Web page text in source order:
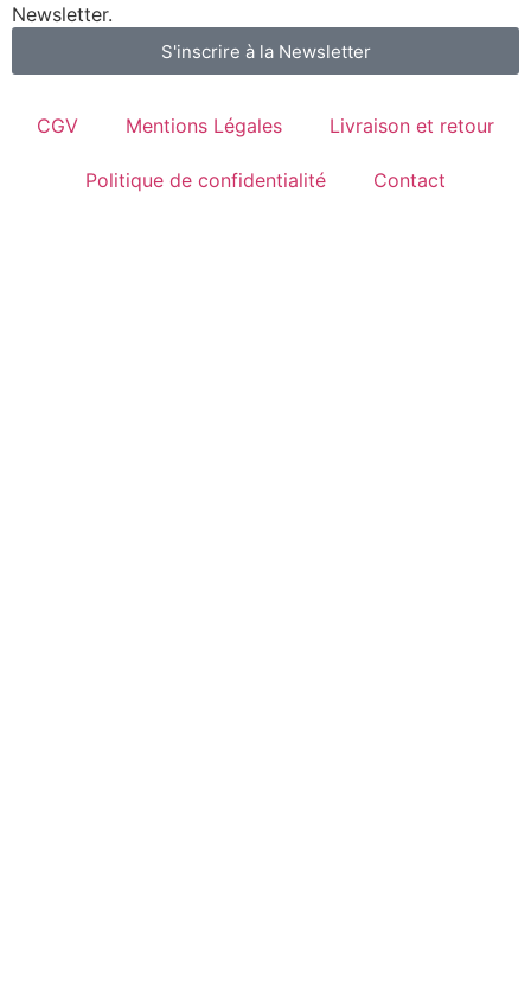
Newsletter.
S'inscrire à la Newsletter
CGV Mentions Légales Livraison et retour
Politique de confidentialité Contact